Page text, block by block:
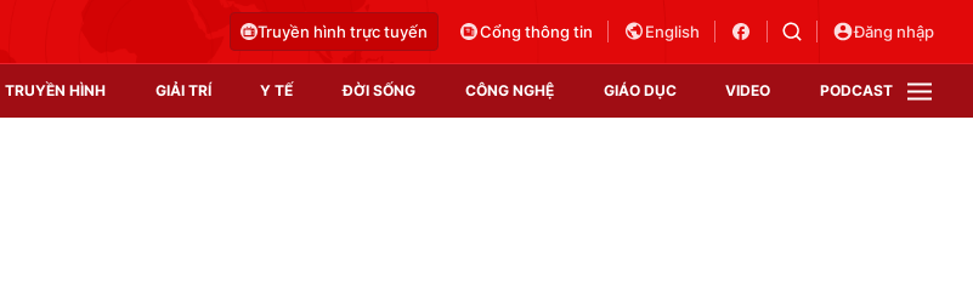
Truyền hình trực tuyến Cổng thông tin English Đăng nhập
TRUYỀN HÌNH GIẢI TRÍ Y TẾ ĐỜI SỐNG CÔNG NGHỆ GIÁO DỤC VIDEO PODCAST